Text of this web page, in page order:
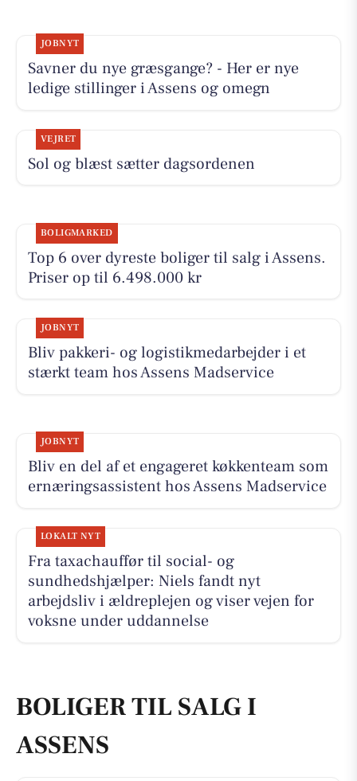
JOBNYT
Savner du nye græsgange? - Her er nye
ledige stillinger i Assens og omegn
VEJRET
Sol og blæst sætter dagsordenen
BOLIGMARKED
Top 6 over dyreste boliger til salg i Assens.
Priser op til 6.498.000 kr
JOBNYT
Bliv pakkeri- og logistikmedarbejder i et
stærkt team hos Assens Madservice
JOBNYT
Bliv en del af et engageret køkkenteam som
ernæringsassistent hos Assens Madservice
LOKALT NYT
Fra taxachauffør til social- og
sundhedshjælper: Niels fandt nyt
arbejdsliv i ældreplejen og viser vejen for
voksne under uddannelse
BOLIGER TIL SALG I
ASSENS